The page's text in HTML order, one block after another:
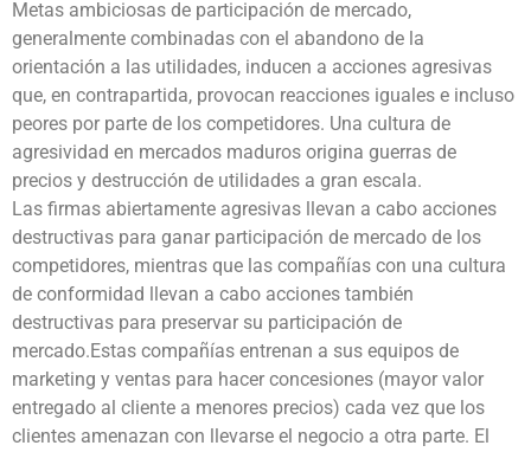
Metas ambiciosas de participación de mercado,
generalmente combinadas con el abandono de la
orientación a las utilidades, inducen a acciones agresivas
que, en contrapartida, provocan reacciones iguales e incluso
peores por parte de los competidores. Una cultura de
agresividad en mercados maduros origina guerras de
precios y destrucción de utilidades a gran escala.
Las firmas abiertamente agresivas llevan a cabo acciones
destructivas para ganar participación de mercado de los
competidores, mientras que las compañías con una cultura
de conformidad llevan a cabo acciones también
destructivas para preservar su participación de
mercado.Estas compañías entrenan a sus equipos de
marketing y ventas para hacer concesiones (mayor valor
entregado al cliente a menores precios) cada vez que los
clientes amenazan con llevarse el negocio a otra parte. El